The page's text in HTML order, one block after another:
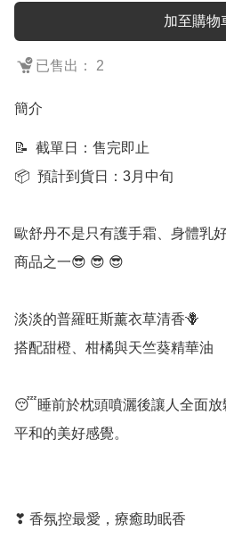
加至購物
已售出： 2
簡介
📝  截單日：售完即止
📦  預計到貨日：3月中旬
歐舒丹不是只有護手霜、身體乳
商品之一😎 😎 😎
淡淡的普羅旺斯薰衣草清香🪻
搭配甜橙、柑橘與天竺葵精華油
😴睡前於枕頭噴灑後讓人全面放
平和的美好感覺。
❣ 香氛控最愛，療癒助眠香